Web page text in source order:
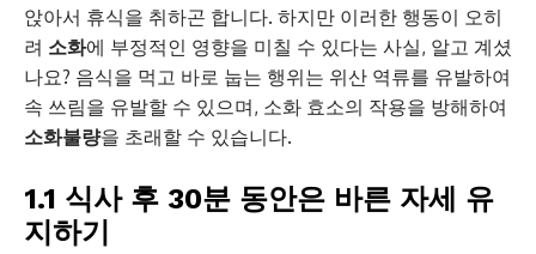
앉아서 휴식을 취하곤 합니다. 하지만 이러한 행동이 오히
려 소화에 부정적인 영향을 미칠 수 있다는 사실, 알고 계셨
나요? 음식을 먹고 바로 눕는 행위는 위산 역류를 유발하여
속 쓰림을 유발할 수 있으며, 소화 효소의 작용을 방해하여
소화불량을 초래할 수 있습니다.
1.1 식사 후 30분 동안은 바른 자세 유
지하기